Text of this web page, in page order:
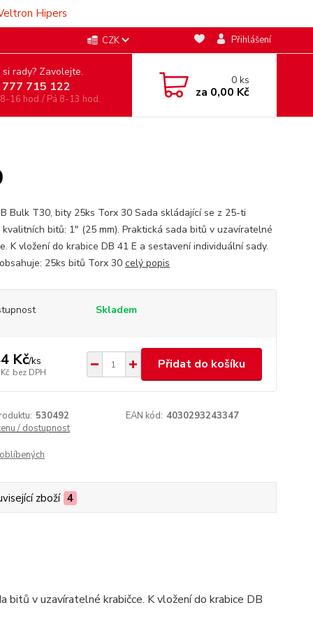
Hipers
CZK Přihlášení
rady? Zavolejte.
715 122
16 hod./ Pá 8-13 hod.
0ks
za 0,00 Kč
Bulk T30, bity 25ks Torx 30 Sada skládající se z 25-ti
kvalitních bitů: 1" (25 mm). Praktická sada bitů v uzavíratelné
K vložení do krabice DB 41 E a sestavení individuální sady.
25ks bitů Torx 30 celý popis
Skladem
Kč/ks
bez DPH
Přidat do košíku
530492 EAN kód: 4030293243347
/ dostupnost
zboží 4
v uzavíratelné krabičce. K vložení do krabice DB